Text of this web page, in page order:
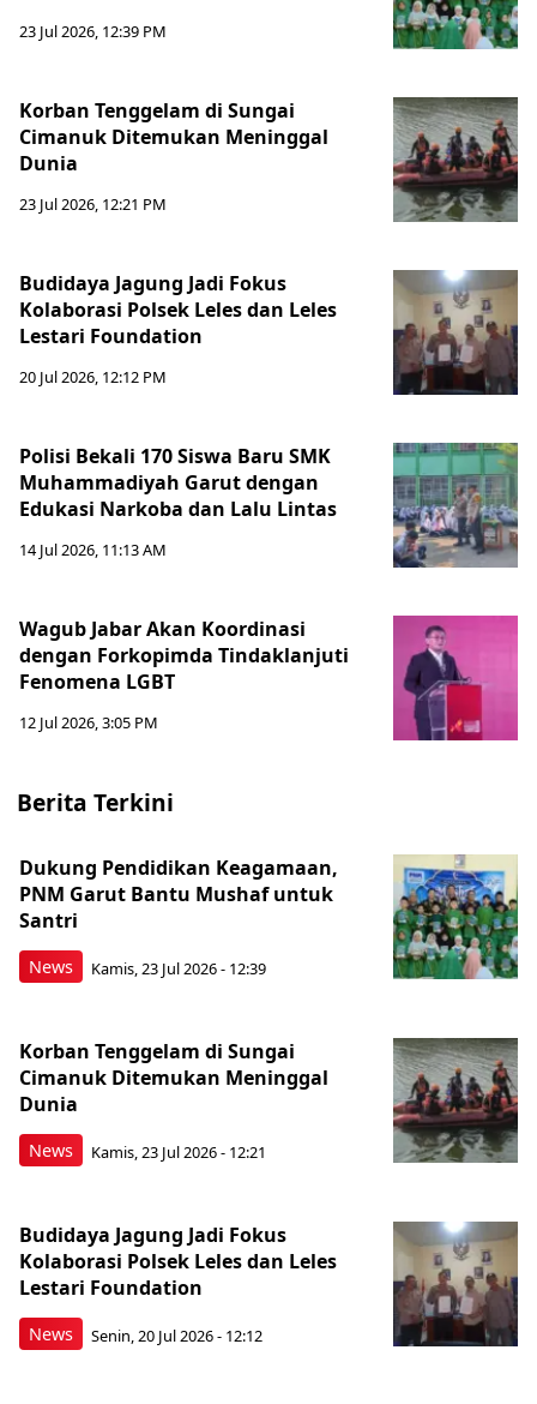
23 Jul 2026, 12:39 PM
Korban Tenggelam di Sungai
Cimanuk Ditemukan Meninggal
Dunia
23 Jul 2026, 12:21 PM
Budidaya Jagung Jadi Fokus
Kolaborasi Polsek Leles dan Leles
Lestari Foundation
20 Jul 2026, 12:12 PM
Polisi Bekali 170 Siswa Baru SMK
Muhammadiyah Garut dengan
Edukasi Narkoba dan Lalu Lintas
14 Jul 2026, 11:13 AM
Wagub Jabar Akan Koordinasi
dengan Forkopimda Tindaklanjuti
Fenomena LGBT
12 Jul 2026, 3:05 PM
Berita Terkini
News
Dukung Pendidikan Keagamaan,
PNM Garut Bantu Mushaf untuk
Santri
Kamis, 23 Jul 2026 - 12:39
News
Korban Tenggelam di Sungai
Cimanuk Ditemukan Meninggal
Dunia
Kamis, 23 Jul 2026 - 12:21
News
Budidaya Jagung Jadi Fokus
Kolaborasi Polsek Leles dan Leles
Lestari Foundation
Senin, 20 Jul 2026 - 12:12